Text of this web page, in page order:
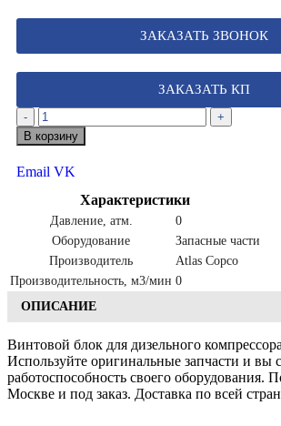
ЗАКАЗАТЬ ЗВОНОК
ЗАКАЗАТЬ КП
-
+
В корзину
Email VK
Характеристики
Давление, атм.
0
Оборудование
Запасные части
Производитель
Atlas Copco
Производительность, м3/мин 0
ОПИСАНИЕ
Винтовой блок для дизельного
Используйте оригинальные запчасти и вы
работоспособность своего оборудования.
Москве и под заказ. Доставка по всей